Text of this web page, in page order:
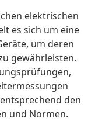
elektrischen
es sich um eine
um deren
gewährleisten.
den
und Normen.